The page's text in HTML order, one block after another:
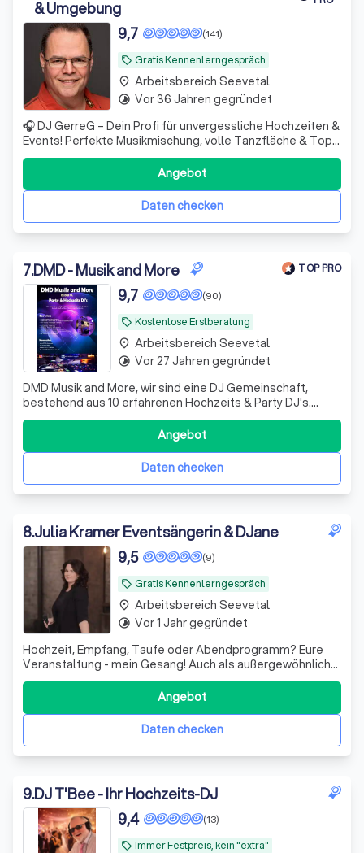
& Umgebung
local_offer Gratis Kennenlerngespräch
(141)
9,7
🎧 DJ GerreG – Dein Profi für unvergessliche Hochzeiten &
Events! Perfekte Musikmischung, volle Tanzfläche & Top
Stimmung für Hochzeiten, Partys & Firmenevents 🎶🔥
Technik- u. DJ-Ausfall-Garantie
Daten checken
Angebot
place Arbeitsbereich Seevetal
timelapse Vor 36 Jahren gegründet
7.DMD - Musik and More TOP PRO
local_offer Kostenlose Erstberatung
(90)
9,7
DMD Musik and More, wir sind eine DJ Gemeinschaft,
bestehend aus 10 erfahrenen Hochzeits & Party DJ's.
Jahrelanger Erfahrung und einem guten Gespür für die
passende Musik auf Ihren Event.
Daten checken
Angebot
place Arbeitsbereich Seevetal
timelapse Vor 27 Jahren gegründet
8.Julia Kramer Eventsängerin & DJane
local_offer Gratis Kennenlerngespräch
(9)
9,5
Hochzeit, Empfang, Taufe oder Abendprogramm? Eure
Veranstaltung - mein Gesang! Auch als außergewöhnliche
Kombination mit Djing
Daten checken
Angebot
place Arbeitsbereich Seevetal
timelapse Vor 1 Jahr gegründet
9.DJ T'Bee - Ihr Hochzeits-DJ
local_offer Immer Festpreis, kein "extra"
(13)
9,4